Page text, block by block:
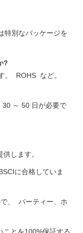
特別なパッケージを
?
。 ROHS など。
～ 50 日が必要で
します。
に合格していま
、 パーティー、ホ